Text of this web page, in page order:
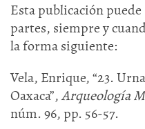
Esta publicación
partes, siempre y
la forma siguiente:
Vela, Enrique, “23.
Oaxaca”,Arqueología
núm. 96, pp. 56-57.